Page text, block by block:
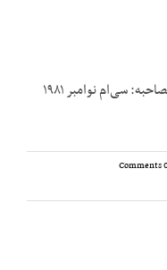
روایت‌کننده: آقای ابوالحسن ابتهاج تاریخ مصاحبه: سی‌ام نوامبر ۱۹۸۱
0